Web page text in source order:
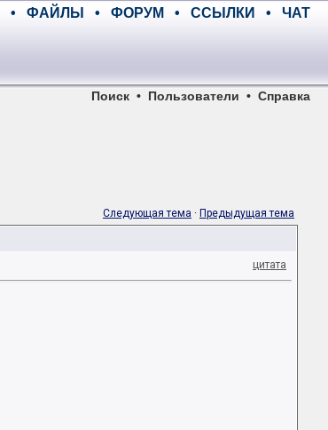
• ФАЙЛЫ • ФОРУМ • ССЫЛКИ • ЧАТ
Поиск • Пользователи • Справка
Следующая тема · Предыдущая тема
цитата